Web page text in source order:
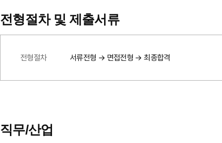
전형절차 및 제출서류
전형절차 서류전형 → 면접전형 → 최종합격
직무/산업